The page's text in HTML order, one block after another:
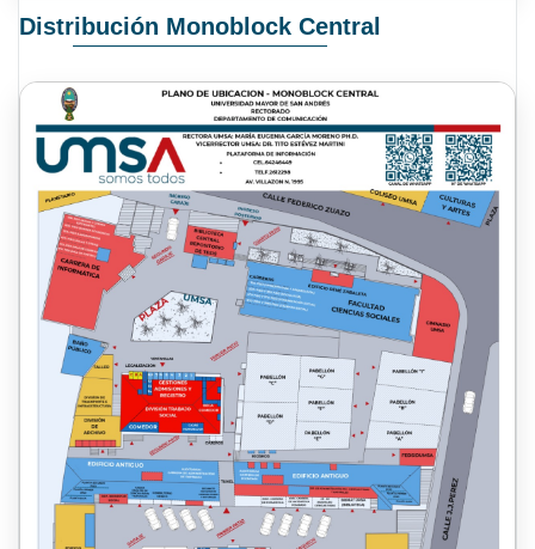
Distribución Monoblock Central